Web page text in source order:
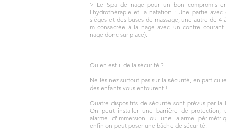
> Le Spa de nage pour un bon compromis
l'hydrothérapie et la natation : Une partie avec
sièges et des buses de massage, une autre de 4
m consacrée à la nage avec un contre courant
nage donc sur place).
Qu'en est-il de la sécurité ?
Ne lésinez surtout pas sur la sécurité, en
des enfants vous entourent !
Quatre dispositifs de sécurité sont prévus par la
On peut installer une barrière de protection,
alarme d'immersion ou une alarme
enfin on peut poser une bâche de sécurité.